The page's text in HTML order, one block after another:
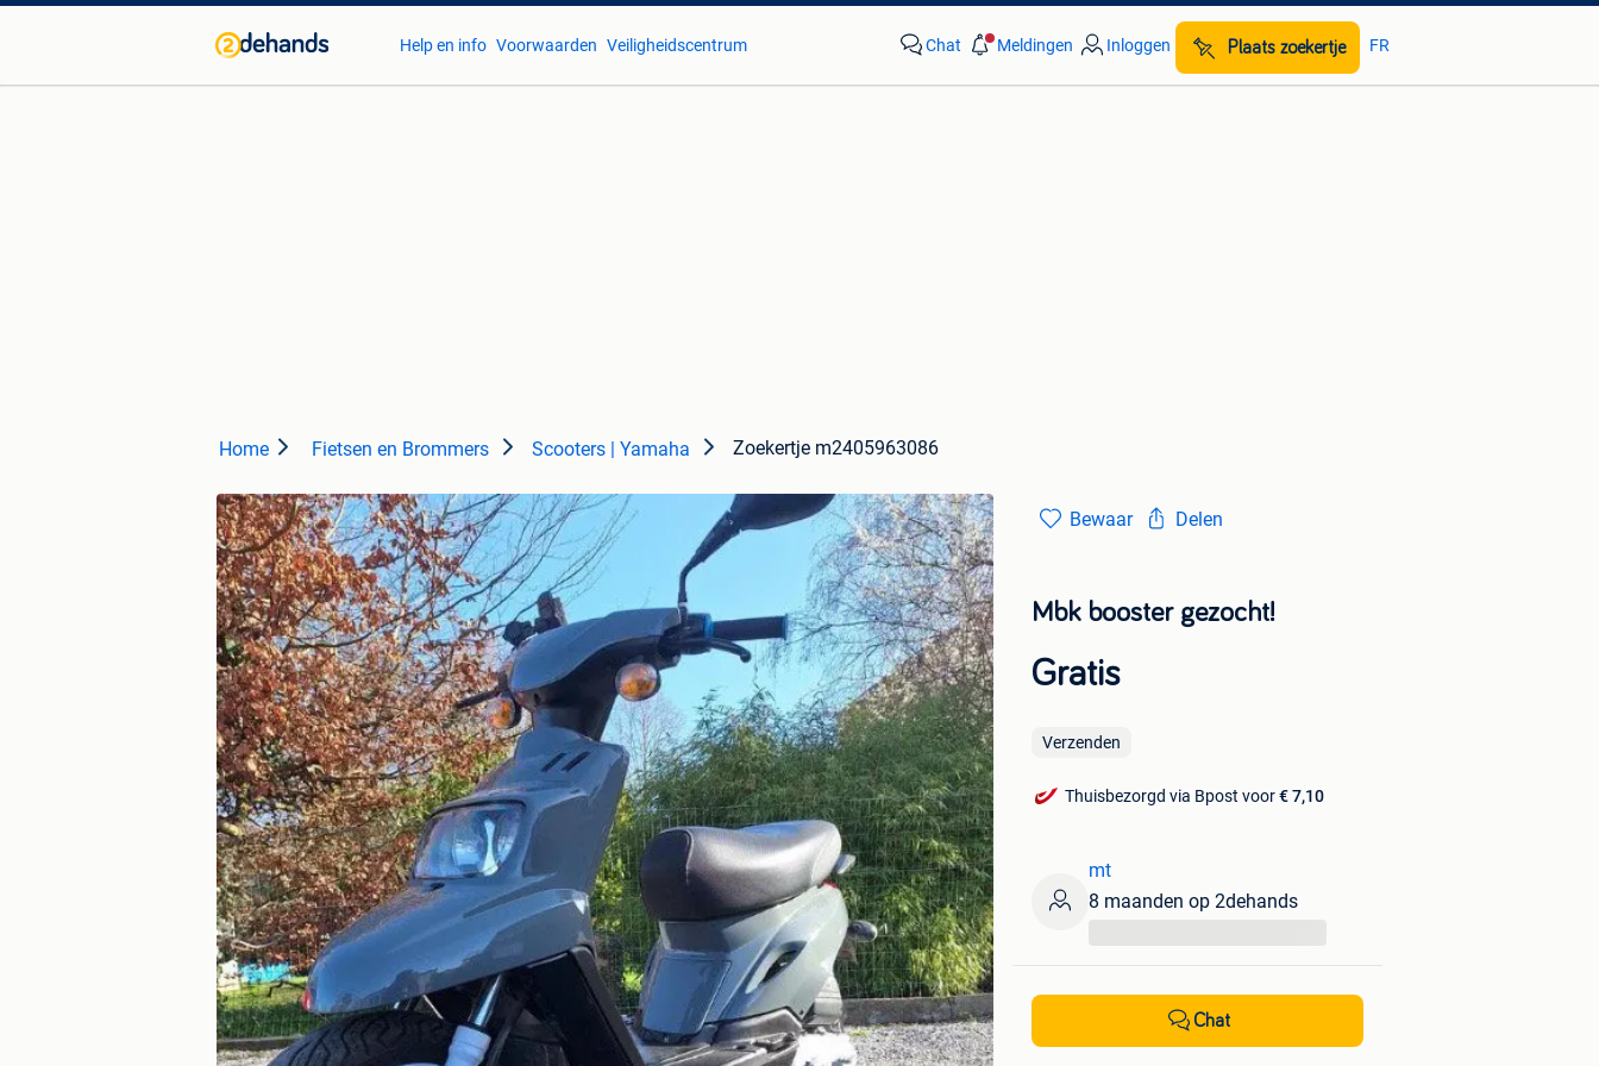
Help en info Voorwaarden Veiligheidscentrum Chat Meldingen Inloggen Plaats zoekertje FR
Home Fietsen en Brommers Scooters | Yamaha Zoekertje m2405963086
Bewaar Delen
Mbk booster gezocht!
Gratis
Verzenden
Thuisbezorgd via Bpost voor€ 7,10
mt
8 maanden op 2dehands
Chat